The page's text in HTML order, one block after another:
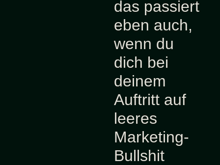
das passiert
eben auch,
wenn du
dich bei
deinem
Auftritt auf
leeres
Marketing-
Bullshit